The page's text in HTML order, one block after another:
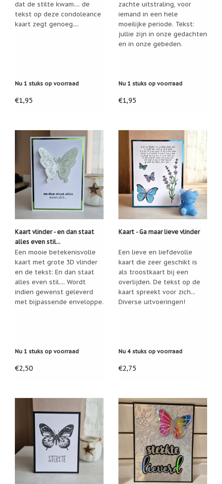
Cadeau
inpakservice
of
Shore:
moment?
leven
met
een
webshop
Jade
Jong)
Een
passend
bij
verlies
of
rouw:
woorden
tekortschieten
Nieuws
van
cadeauverpakking
spiritualiteit
Nieuw:
in
dat de stilte kwam.... de
tekst op deze condoleance
kaart zegt genoeg....
Nu 1 stuks op voorraad
€1,95
zachte uitstraling, voor
iemand in een hele
moeilijke periode. Tekst:
jullie zijn in onze gedachten
en in onze gebeden.
Nu 1 stuks op voorraad
€1,95
Kaart vlinder - en dan staat
alles even stil...
Een mooie betekenisvolle
kaart met grote 3D vlinder
en de tekst: En dan staat
alles even stil.... Wordt
indien gewenst geleverd
met bijpassende enveloppe.
Nu 1 stuks op voorraad
€2,50
Kaart - Ga maar lieve vlinder
Een lieve en liefdevolle
kaart die zeer geschikt is
als troostkaart bij een
overlijden. De tekst op de
kaart spreekt voor zich...
Diverse uitvoeringen!
Nu 4 stuks op voorraad
€2,75